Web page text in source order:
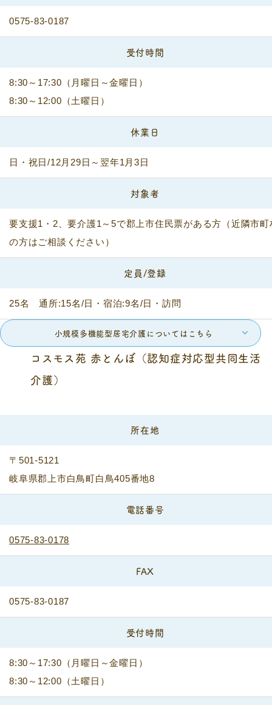
0575-83-0187
受付時間
8:30～17:30（月曜日～金曜日）
8:30～12:00（土曜日）
休業日
日・祝日/12月29日～翌年1月3日
対象者
要支援1・2、要介護1～5で郡上市住民票がある方（近隣市町
の方はご相談ください）
定員/登録
25名 通所:15名/日・宿泊:9名/日・訪問
小規模多機能型居宅介護についてはこちら
コスモス苑 赤とんぼ（認知症対応型共同生活
介護）
所在地
〒501-5121
岐阜県郡上市白鳥町白鳥405番地8
電話番号
0575-83-0178
FAX
0575-83-0187
受付時間
8:30～17:30（月曜日～金曜日）
8:30～12:00（土曜日）